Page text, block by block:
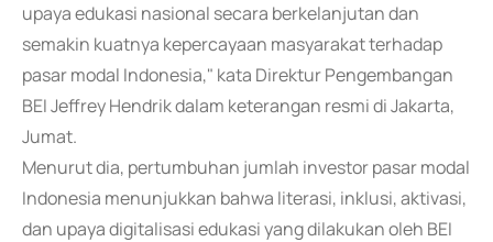
upaya edukasi nasional secara berkelanjutan dan
semakin kuatnya kepercayaan masyarakat terhadap
pasar modal Indonesia," kata Direktur Pengembangan
BEI Jeffrey Hendrik dalam keterangan resmi di Jakarta,
Jumat.
Menurut dia, pertumbuhan jumlah investor pasar modal
Indonesia menunjukkan bahwa literasi, inklusi, aktivasi,
dan upaya digitalisasi edukasi yang dilakukan oleh BEI